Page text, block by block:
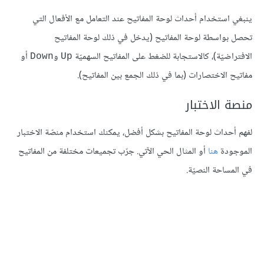
ينبغي استخدام أحداث لوحة المفاتيح عند التعامل مع اﻷفعال التي
تحصل بواسطة لوحة المفاتيح (يدخل في ذلك لوحة المفاتيح
الافتراضيّة)، كالاستجابة للضغط على المفاتيح السهميّة Up وDown أو
مفاتيح الاختصارات (بما في ذلك الجمع بين المفاتيح).
منصة الاختبار
لفهم أحداث لوحة المفاتيح بشكل أفضل، يمكنك استخدام منصّة الاختبار
الموجودةهنا أو المثال الحي الآتي. جرّب تجميعات مختلفة من المفاتيح
في المساحة النصيّة.